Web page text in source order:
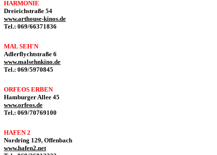
HARMONIE
Dreieichstraße 54
www.arthouse-kinos.de
Tel.: 069/66371836
MAL SEH'N
Adlerflychtstraße 6
www.malsehnkino.de
Tel.: 069/5970845
ORFEOS ERBEN
Hamburger Allee 45
www.orfeos.de
Tel.: 069/70769100
HAFEN 2
Nordring 129, Offenbach
www.hafen2.net